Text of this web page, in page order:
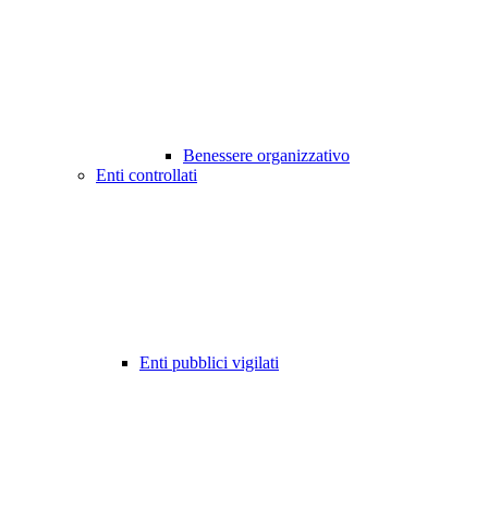
Benessere organizzativo
Enti controllati
Enti pubblici vigilati